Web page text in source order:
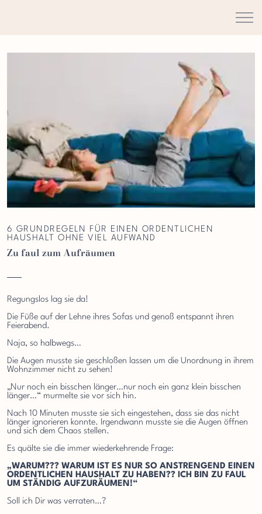
6 GRUNDREGELN FÜR EINEN ORDENTLICHEN
HAUSHALT OHNE VIEL AUFWAND
Zu faul zum Aufräumen
Regungslos lag sie da!
Die Füße auf der Lehne ihres Sofas und genoß entspannt ihren
Feierabend.
Naja, so halbwegs…
Die Augen musste sie geschloßen lassen um die Unordnung in ihrem
Wohnzimmer nicht zu sehen!
„Nur noch ein bisschen länger…nur noch ein ganz klein bisschen
länger…“ murmelte sie vor sich hin.
Nach 10 Minuten musste sie sich eingestehen, dass sie das nicht
länger ignorieren konnte. Irgendwann musste sie die Augen öffnen
und sich dem Chaos stellen.
Es quälte sie die immer wiederkehrende Frage:
„WARUM??? WARUM IST ES NUR SO ANSTRENGEND EINEN
ORDENTLICHEN HAUSHALT ZU HABEN?? ICH BIN ZU FAUL
UM STÄNDIG AUFZURÄUMEN!“
Soll ich Dir was verraten…?